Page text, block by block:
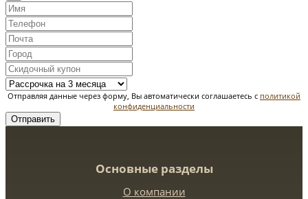
Отправляя данные через форму, Вы автоматически соглашаетесь с политикой
конфиденциальности
Отправить
Основные разделы
О компании